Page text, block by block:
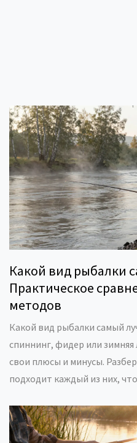
Какой вид рыбалки
Практическое
методов
Какой вид рыбалки самый
спиннинг, фидер или
свои плюсы и минусы.
подходит каждый из них,